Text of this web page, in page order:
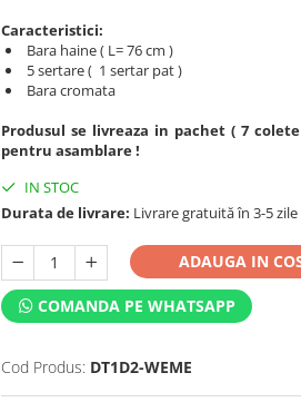
Caracteristici:
Bara haine ( L= 76 cm )
5 sertare ( 1 sertar pat )
Bara cromata
Produsul se livreaza in pachet ( 7
pentru asamblare !
IN STOC
Durata de livrare: Livrare gratuită în 3-5
ADAUGA IN
COMANDA PE WHATSAPP
Cod Produs: DT1D2-WEME